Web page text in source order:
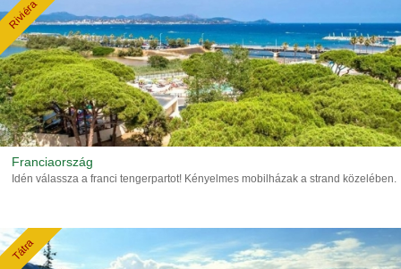
Riviéra
Franciaország
Idén válassza a franci tengerpartot! Kényelmes mobilházak a strand közelében.
Tátra